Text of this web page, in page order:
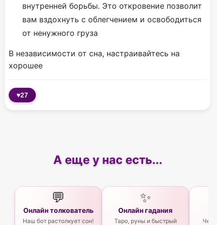
внутренней борьбы. Это откровение позволит
вам вздохнуть с облегчением и освободиться
от ненужного груза
В независимости от сна, настраивайтесь на
хорошее
♥27
А еще у нас есть...
💬
Онлайн толкователь
Наш бот растолкует сон!
✨
Онлайн гадания
Таро, руны и быстрый